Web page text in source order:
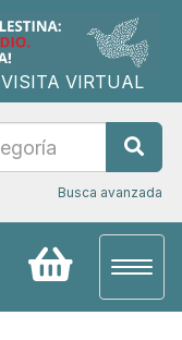
VISITA VIRTUAL
Busca avanzada